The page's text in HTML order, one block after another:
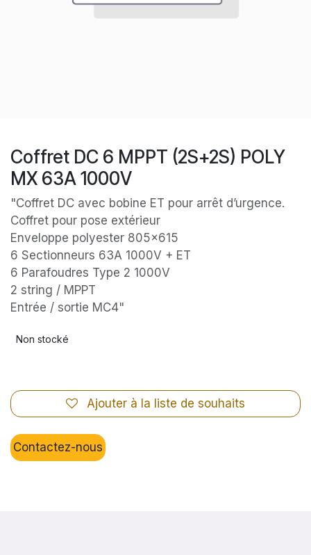
Coffret DC 6 MPPT (2S+2S) POLY
MX 63A 1000V
"Coffret DC avec bobine ET pour arrêt d’urgence.
Coffret pour pose extérieur
Enveloppe polyester 805x615
6 Sectionneurs 63A 1000V + ET
6 Parafoudres Type 2 1000V
2 string / MPPT
Entrée / sortie MC4"
Non stocké
Ajouter à la liste de souhaits
Contactez-nous